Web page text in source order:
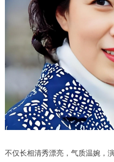
不仅长相清秀漂亮，气质温婉，